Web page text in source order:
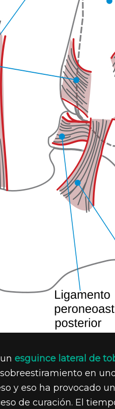
esguince lateral de
en
y eso ha provocado
de curación. El